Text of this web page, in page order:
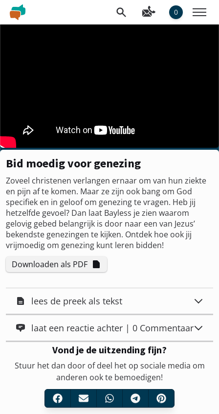
0
Bid moedig voor genezing
Zoveel christenen verlangen ernaar om van hun ziekte
en pijn af te komen. Maar ze zijn ook bang om God
specifiek en in geloof om genezing te vragen. Heb jij
hetzelfde gevoel? Dan laat Bayless je zien waarom
gelovig gebed belangrijk is door naar een van Jezus’
bekendste genezingen te kijken. Ontdek hoe ook jij
vrijmoedig om genezing kunt leren bidden!
Downloaden als PDF
lees de preek als tekst
laat een reactie achter | 0 Commentaar
Vond je de uitzending fijn?
Stuur het dan door of deel het op sociale media om
anderen ook te bemoedigen!